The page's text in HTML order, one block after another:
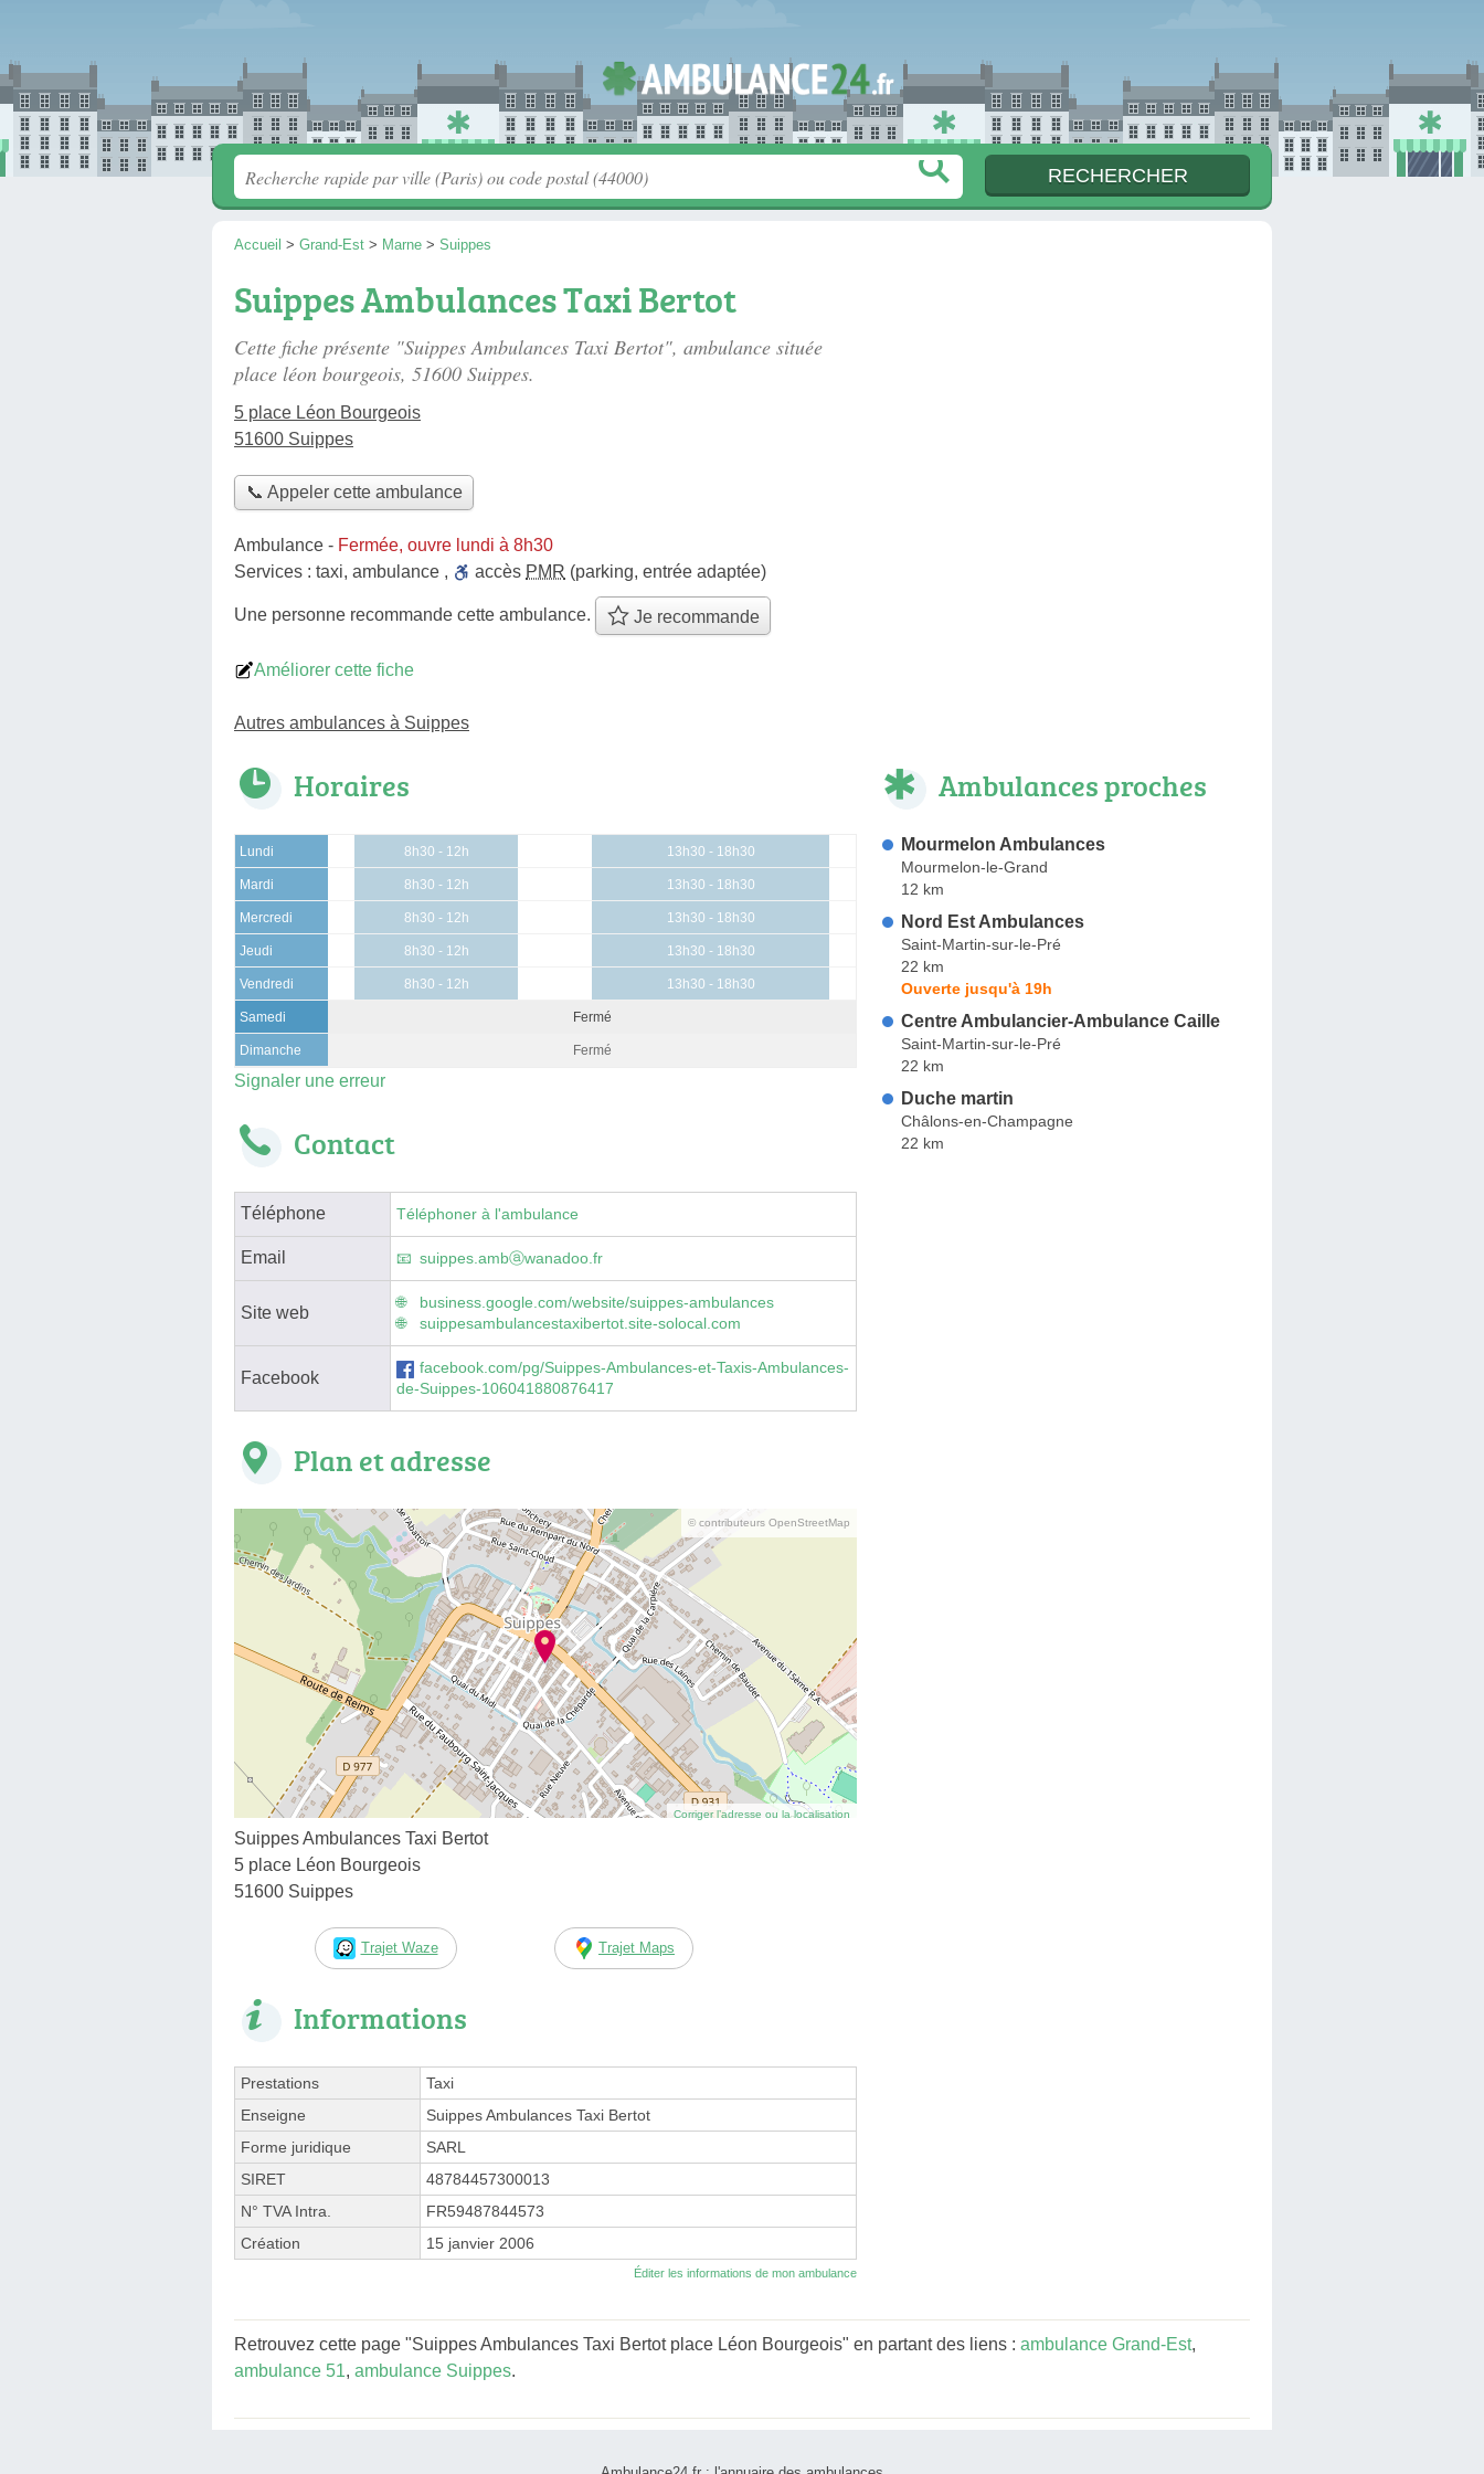
Accueil > Grand-Est > Marne > Suippes
Suippes Ambulances Taxi Bertot
Cette fiche présente "Suippes Ambulances Taxi Bertot", ambulance située
place léon bourgeois, 51600 Suippes.
5 place Léon Bourgeois
51600 Suippes
📞 Appeler cette ambulance
Ambulance - Fermée, ouvre lundi à 8h30
Services : taxi, ambulance , accès PMR (parking, entrée adaptée)
Une personne recommande cette ambulance. Je recommande
Améliorer cette fiche
Autres ambulances à Suippes
Horaires
Lundi 8h30 - 12h 13h30 - 18h30
Mardi 8h30 - 12h 13h30 - 18h30
Mercredi 8h30 - 12h 13h30 - 18h30
Jeudi 8h30 - 12h 13h30 - 18h30
Vendredi 8h30 - 12h 13h30 - 18h30
Samedi Fermé
Dimanche Fermé
Signaler une erreur
Contact
Téléphone Téléphoner à l'ambulance
Email suippes.ambⓐwanadoo.fr
Site web
business.google.com/website/suippes-ambulances
suippesambulancestaxibertot.site-solocal.com
Facebook
facebook.com/pg/Suippes-Ambulances-et-Taxis-Ambulances-
de-Suippes-106041880876417
Plan et adresse
© contributeurs OpenStreetMap
Corriger l’adresse ou la localisation
Suippes Ambulances Taxi Bertot
5 place Léon Bourgeois
51600 Suippes
Trajet Waze Trajet Maps
Informations
Prestations
Taxi
Enseigne
Suippes Ambulances Taxi Bertot
Forme juridique
SARL
SIRET
48784457300013
N° TVA Intra.
FR59487844573
Création
15 janvier 2006
Éditer les informations de mon ambulance
Ambulances proches
Mourmelon Ambulances
Mourmelon-le-Grand
12 km
Nord Est Ambulances
Saint-Martin-sur-le-Pré
22 km
Ouverte jusqu'à 19h
Centre Ambulancier-Ambulance Caille
Saint-Martin-sur-le-Pré
22 km
Duche martin
Châlons-en-Champagne
22 km
Retrouvez cette page "Suippes Ambulances Taxi Bertot place Léon Bourgeois" en partant des liens : ambulance Grand-Est,
ambulance 51, ambulance Suippes.